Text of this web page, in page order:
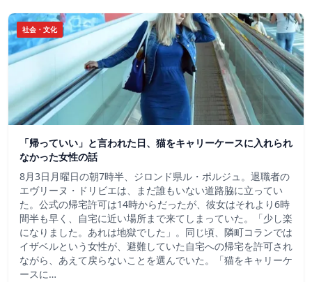
社会・文化
「帰っていい」と言われた日、猫をキャリーケースに入れられ
なかった女性の話
8月3日月曜日の朝7時半、ジロンド県ル・ポルジュ。退職者の
エヴリーヌ・ドリビエは、まだ誰もいない道路脇に立ってい
た。公式の帰宅許可は14時からだったが、彼女はそれより6時
間半も早く、自宅に近い場所まで来てしまっていた。「少し楽
になりました。あれは地獄でした」。同じ頃、隣町コランでは
イザベルという女性が、避難していた自宅への帰宅を許可され
ながら、あえて戻らないことを選んでいた。「猫をキャリーケ
ースに…